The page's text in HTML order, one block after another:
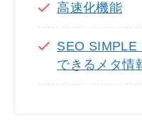
高速化機能
SEO SIMPLE
できるメタ情